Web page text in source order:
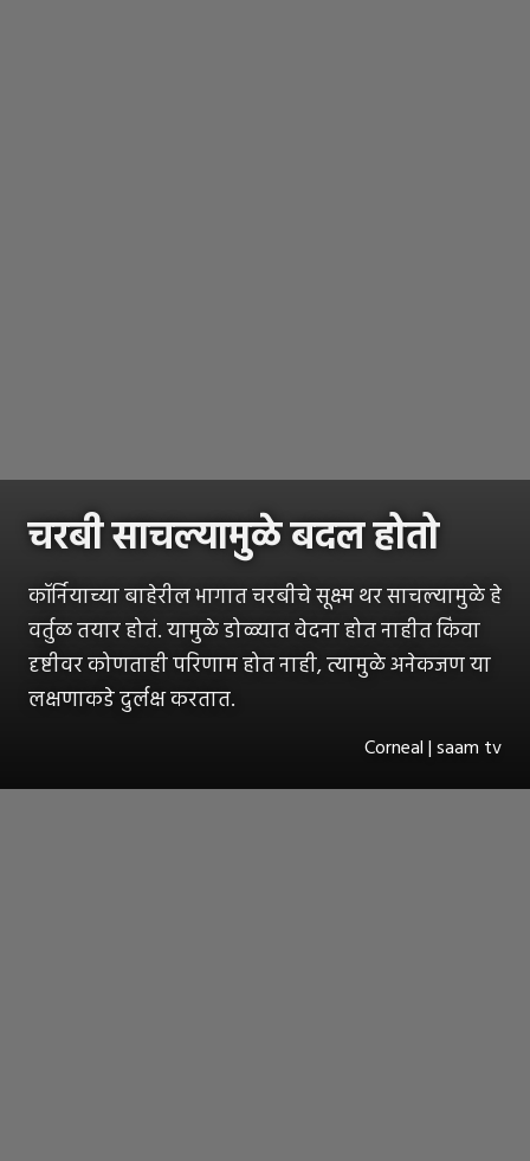
चरबी साचल्यामुळे बदल होतो
कॉर्नियाच्या बाहेरील भागात चरबीचे सूक्ष्म थर साचल्यामुळे हे
वर्तुळ तयार होतं. यामुळे डोळ्यात वेदना होत नाहीत किंवा
दृष्टीवर कोणताही परिणाम होत नाही, त्यामुळे अनेकजण या
लक्षणाकडे दुर्लक्ष करतात.
Corneal | saam tv